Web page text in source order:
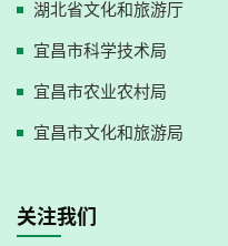
湖北省文化和旅游厅
宜昌市科学技术局
宜昌市农业农村局
宜昌市文化和旅游局
关注我们